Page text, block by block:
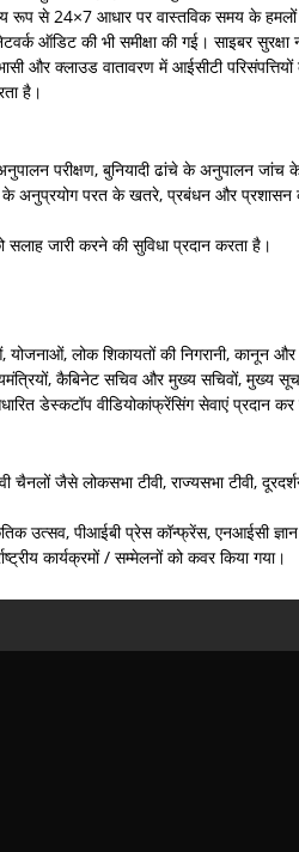
से 24×7 आधार पर वास्तविक समय के हमलों
ऑडिट की भी समीक्षा की गई। साइबर सुरक्षा
और क्लाउड वातावरण में आईसीटी
है।
परीक्षण, बुनियादी ढांचे के अनुपालन जांच
के अनुप्रयोग परत के खतरे, प्रबंधन और
जारी करने की सुविधा प्रदान करता है।
लोक शिकायतों की निगरानी, कानून और
कैबिनेट सचिव और मुख्य सचिवों, मुख्य
डेस्कटॉप वीडियोकांफ्रेंसिंग सेवाएं प्रदान कर
जैसे लोकसभा टीवी, राज्यसभा टीवी,
उत्सव, पीआईबी प्रेस कॉन्फ्रेंस, एनआईसी
कार्यक्रमों / सम्मेलनों को कवर किया गया।